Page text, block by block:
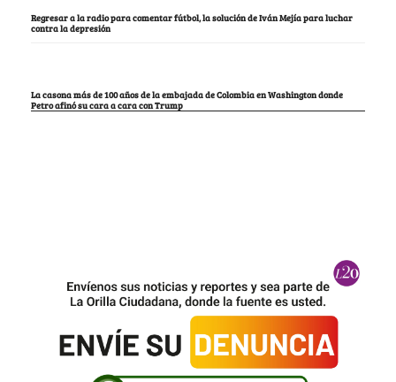
Regresar a la radio para comentar fútbol, la solución de Iván Mejía para luchar
contra la depresión
La casona más de 100 años de la embajada de Colombia en Washington donde
Petro afinó su cara a cara con Trump